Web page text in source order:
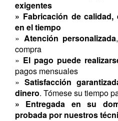
exigentes
» Fabricación de
en el tiempo
» Atención personalizada
compra
» El pago puede
pagos mensuales
»Satisfacción
dinero. Tómese su tiempo
» Entregada en su
probada por nuestros